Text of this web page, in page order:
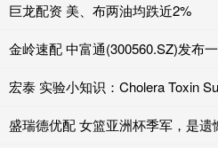
巨龙配资 美、布两油均跌近2%